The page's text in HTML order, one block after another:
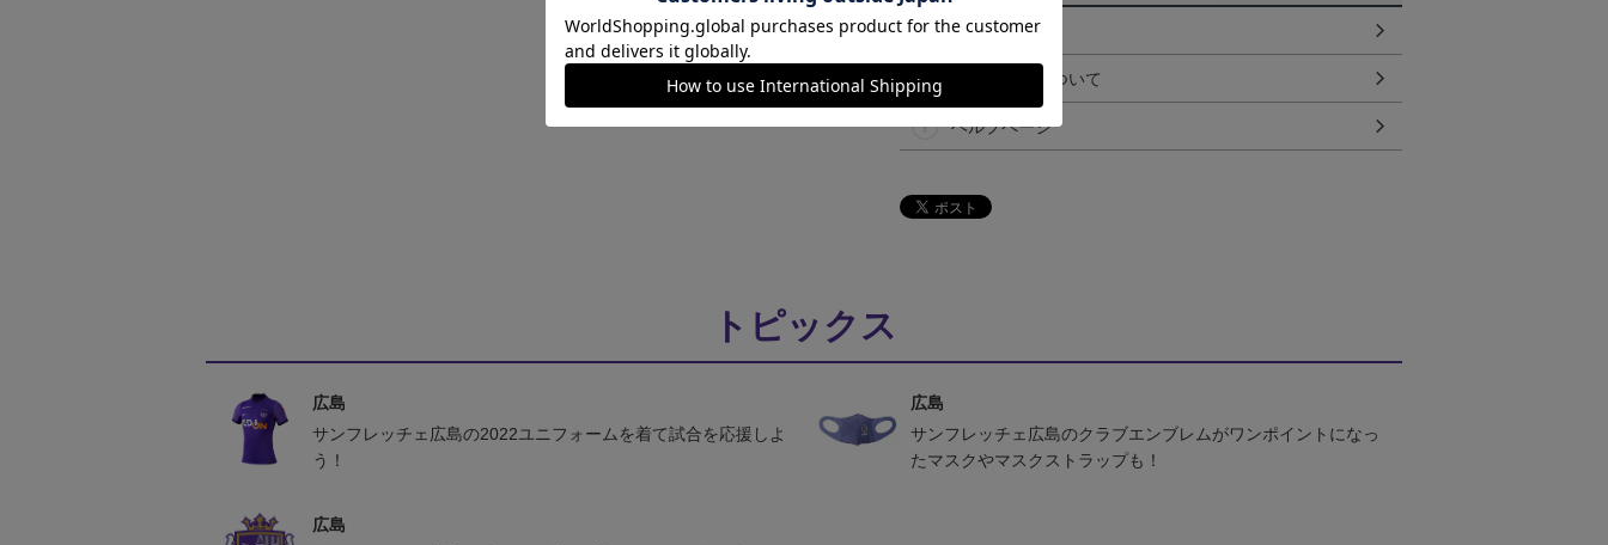
決済について
ギフト対応について
ヘルプページ
トピックス
広島
サンフレッチェ広島の2022ユニフォームを着て試合を応援しよ
う！
広島
サンフレッチェ広島のクラブエンブレムがワンポイントになっ
たマスクやマスクストラップも！
広島